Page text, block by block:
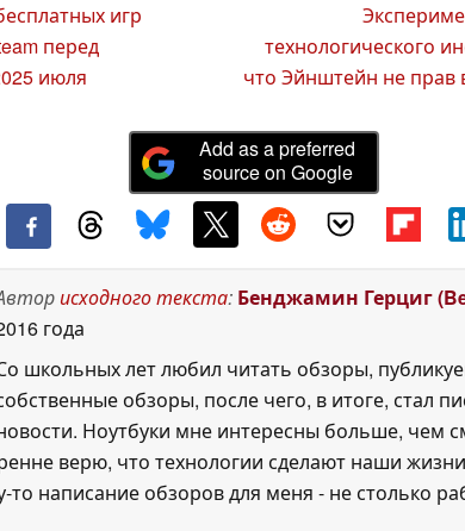
игр
перед
июля
технологического
что Эйнштейн не прав
Add as a preferred
source on Google
исходного текста: Бенджамин Герциг
года
школьных лет любил читать обзоры,
обзоры, после чего, в итоге, стал
Ноутбуки мне интересны больше, чем
верю, что технологии сделают наши
то написание обзоров для меня - не столько